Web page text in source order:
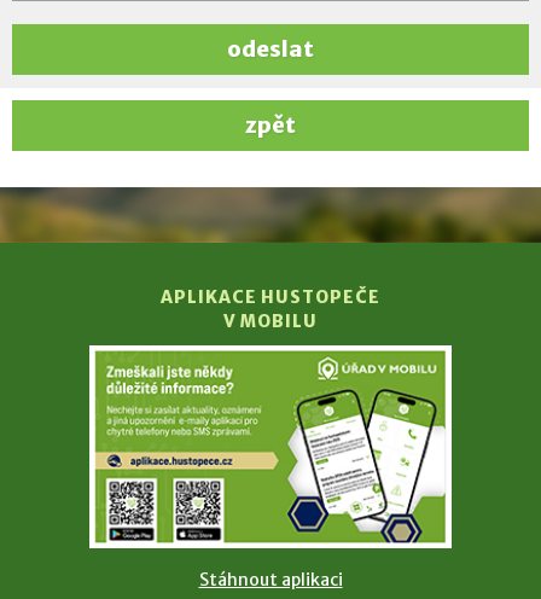
odeslat
zpět
APLIKACE HUSTOPEČE
V MOBILU
Stáhnout aplikaci